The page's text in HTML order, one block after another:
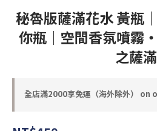
1
0
3
2
1
0
秘魯版薩滿花水 黃瓶
你瓶｜空間香氛噴霧
之薩滿
全店滿2000享免運（海外除外） on